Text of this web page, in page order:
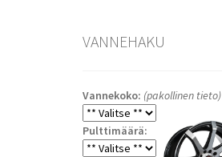
VANNEHAKU
Vannekoko: (pakollinen tieto)
Pulttimäärä: